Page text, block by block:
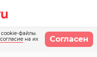
файлы.
согласие на их
Согласен